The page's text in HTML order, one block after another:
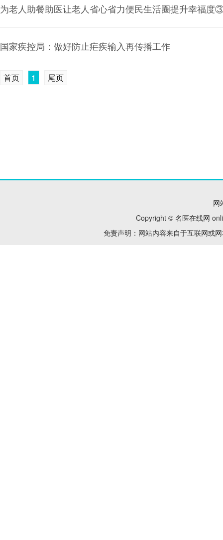
为老人助餐助医让老人省心省力便民生活圈提升幸福度
国家疾控局：做好防止疟疾输入再传播工作
首页 1 尾页
网
Copyright © 名医在线网
免责声明：网站内容来自于互联网或